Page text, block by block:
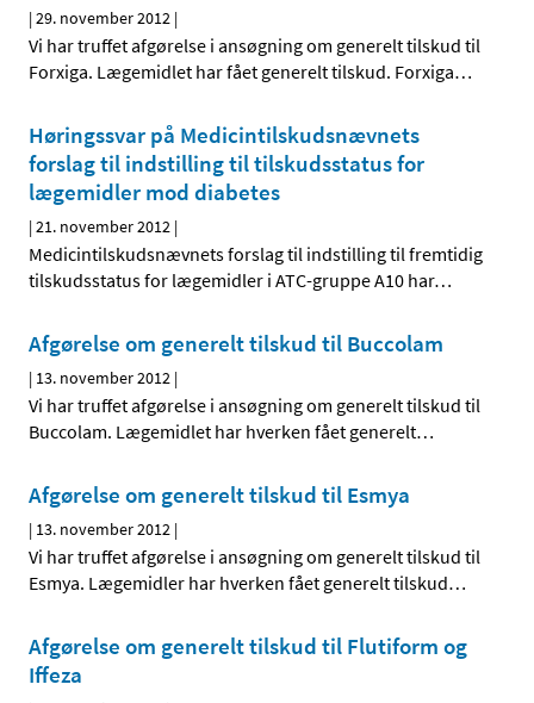
|29. november 2012 |
Vi har truffet afgørelse i ansøgning om generelt tilskud til
Forxiga. Lægemidlet har fået generelt tilskud. Forxiga…
Høringssvar på Medicintilskudsnævnets
forslag til indstilling til tilskudsstatus for
lægemidler mod diabetes
|21. november 2012 |
Medicintilskudsnævnets forslag til indstilling til fremtidig
tilskudsstatus for lægemidler i ATC-gruppe A10 har…
Afgørelse om generelt tilskud til Buccolam
| 13. november 2012 |
Vi har truffet afgørelse i ansøgning om generelt tilskud til
Buccolam. Lægemidlet har hverken fået generelt…
Afgørelse om generelt tilskud til Esmya
| 13. november 2012 |
Vi har truffet afgørelse i ansøgning om generelt tilskud til
Esmya. Lægemidler har hverken fået generelt tilskud…
Afgørelse om generelt tilskud til Flutiform og
Iffeza